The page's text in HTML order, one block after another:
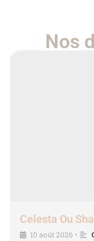
Nos
Celesta Ou
10 août 2026 •